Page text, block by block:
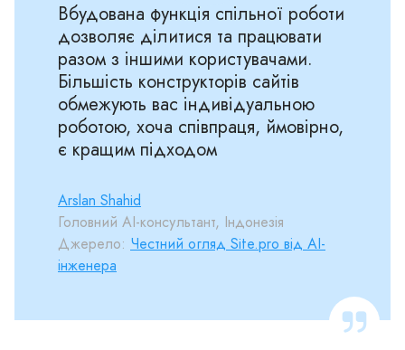
Вбудована функція спільної роботи
дозволяє ділитися та працювати
разом з іншими користувачами.
Більшість конструкторів сайтів
обмежують вас індивідуальною
роботою, хоча співпраця, ймовірно,
є кращим підходом
Arslan Shahid
Головний AI-консультант, Індонезія
Джерело: Честний огляд Site.pro від AI-
інженера